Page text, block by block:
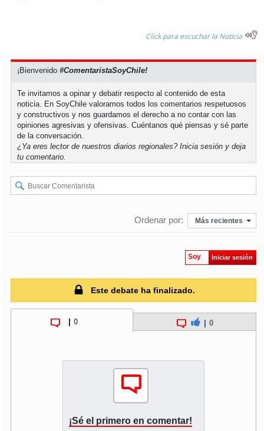
Click para escuchar la Noticia
¡Bienvenido#ComentaristaSoyChile!
Te invitamos a opinar y debatir respecto al contenido de esta
noticia. En SoyChile valoramos todos los comentarios respetuosos
y constructivos y nos guardamos el derecho a no contar con las
opiniones agresivas y ofensivas. Cuéntanos qué piensas y sé parte
de la conversación.
¿Ya eres lector de nuestros diarios regionales?Inicia sesión y deja
tu comentario.
Ordenar por: Más recientes
Soy Iniciar sesión
Este debate ha finalizado.
0 0
¡Sé el primero en comentar!